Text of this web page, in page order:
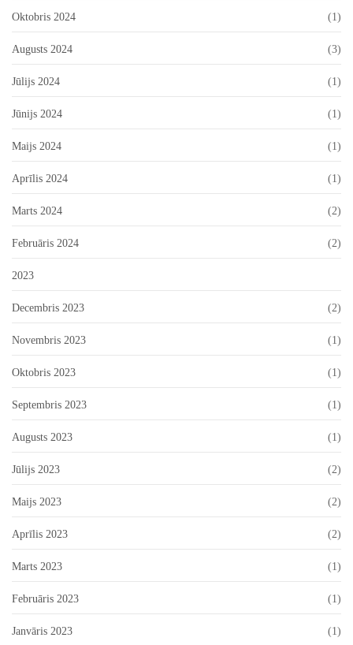
Oktobris 2024 (1)
Augusts 2024 (3)
Jūlijs 2024 (1)
Jūnijs 2024 (1)
Maijs 2024 (1)
Aprīlis 2024 (1)
Marts 2024 (2)
Februāris 2024 (2)
2023
Decembris 2023 (2)
Novembris 2023 (1)
Oktobris 2023 (1)
Septembris 2023 (1)
Augusts 2023 (1)
Jūlijs 2023 (2)
Maijs 2023 (2)
Aprīlis 2023 (2)
Marts 2023 (1)
Februāris 2023 (1)
Janvāris 2023 (1)